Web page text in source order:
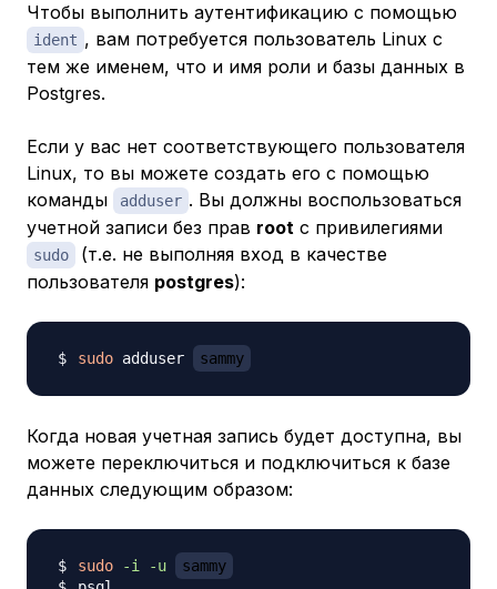
Чтобы выполнить аутентификацию с помощью
ident , вам потребуется пользователь Linux с
тем же именем, что и имя роли и базы данных в
Postgres.
Если у вас нет соответствующего пользователя
Linux, то вы можете создать его с помощью
команды
adduser . Вы должны воспользоваться
учетной записи без прав root с привилегиями
sudo
(т.е. не выполняя вход в качестве
пользователя postgres):
sudo adduser sammy
Когда новая учетная запись будет доступна, вы
можете переключиться и подключиться к базе
данных следующим образом:
sudo -i -u
sammy